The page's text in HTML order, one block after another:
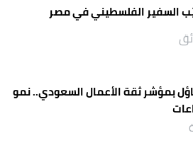
السفير الفلسطيني في مصر
بمؤشر ثقة الأعمال السعودي.. نمو